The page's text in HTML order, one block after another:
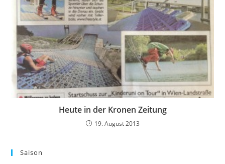
Heute in der Kronen Zeitung
19. August 2013
Saison